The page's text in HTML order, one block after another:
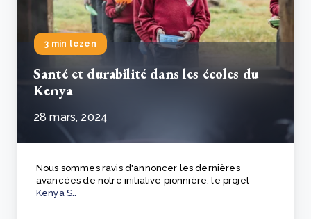
3 min lezen
Santé et durabilité dans les écoles du
Kenya
28 mars, 2024
Nous sommes ravis d'annoncer les dernières
avancées de notre initiative pionnière, le projet
Kenya S..